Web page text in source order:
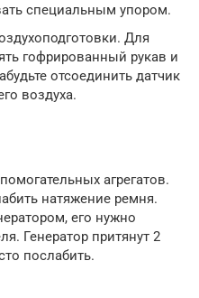
специальным упором.
Для
гофрированный рукав и
отсоединить датчик
воздуха.
агрегатов.
натяжение ремня.
его нужно
Генератор притянут 2
послабить.